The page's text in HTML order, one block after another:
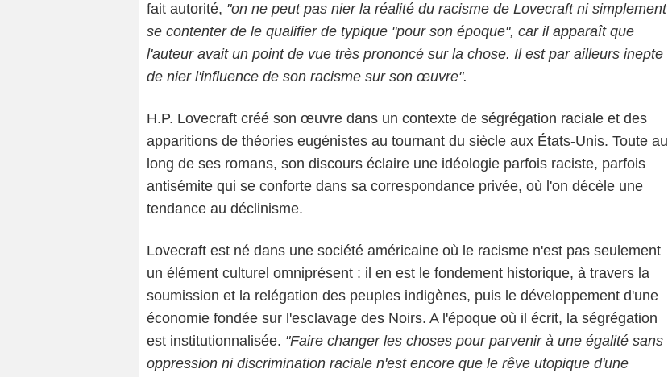
fait autorité, "on ne peut pas nier la réalité du racisme de Lovecraft ni simplement
se contenter de le qualifier de typique "pour son époque", car il apparaît que
l'auteur avait un point de vue très prononcé sur la chose. Il est par ailleurs inepte
de nier l'influence de son racisme sur son œuvre".
H.P. Lovecraft créé son œuvre dans un contexte de ségrégation raciale et des
apparitions de théories eugénistes au tournant du siècle aux États-Unis. Toute au
long de ses romans, son discours éclaire une idéologie parfois raciste, parfois
antisémite qui se conforte dans sa correspondance privée, où l'on décèle une
tendance au déclinisme.
Lovecraft est né dans une société américaine où le racisme n'est pas seulement
un élément culturel omniprésent : il en est le fondement historique, à travers la
soumission et la relégation des peuples indigènes, puis le développement d'une
économie fondée sur l'esclavage des Noirs. A l'époque où il écrit, la ségrégation
est institutionnalisée. "Faire changer les choses pour parvenir à une égalité sans
oppression ni discrimination raciale n'est encore que le rêve utopique d'une